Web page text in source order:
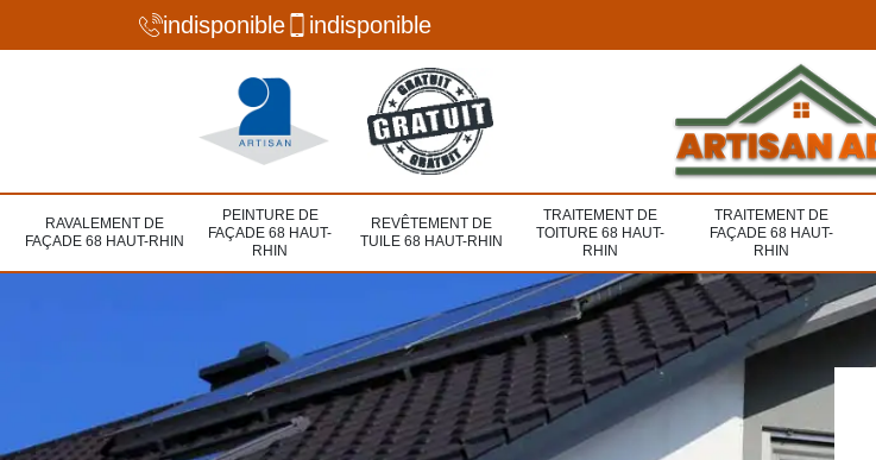
indisponible indisponible
RAVALEMENT DE
FAÇADE 68 HAUT-RHIN
PEINTURE DE
FAÇADE 68 HAUT-
RHIN
REVÊTEMENT DE
TUILE 68 HAUT-RHIN
TRAITEMENT DE
TOITURE 68 HAUT-
RHIN
TRAITEMENT DE
FAÇADE 68 HAUT-
RHIN